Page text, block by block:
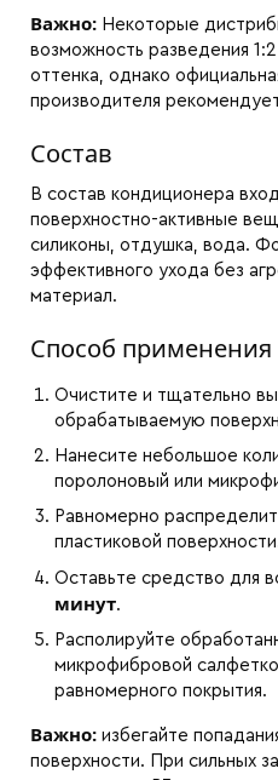
Важно: Некоторые
возможность разведения
оттенка, однако
производителя
Состав
В состав кондиционера
поверхностно-активные
силиконы, отдушка, вода.
эффективного ухода без
материал.
Способ применения
Очистите и тщательно
обрабатываемую
Нанесите небольшое
поролоновый или
Равномерно
пластиковой
Оставьте средство для
минут.
Располируйте
микрофибровой
равномерного покрытия.
Важно: избегайте
поверхности. При сильных